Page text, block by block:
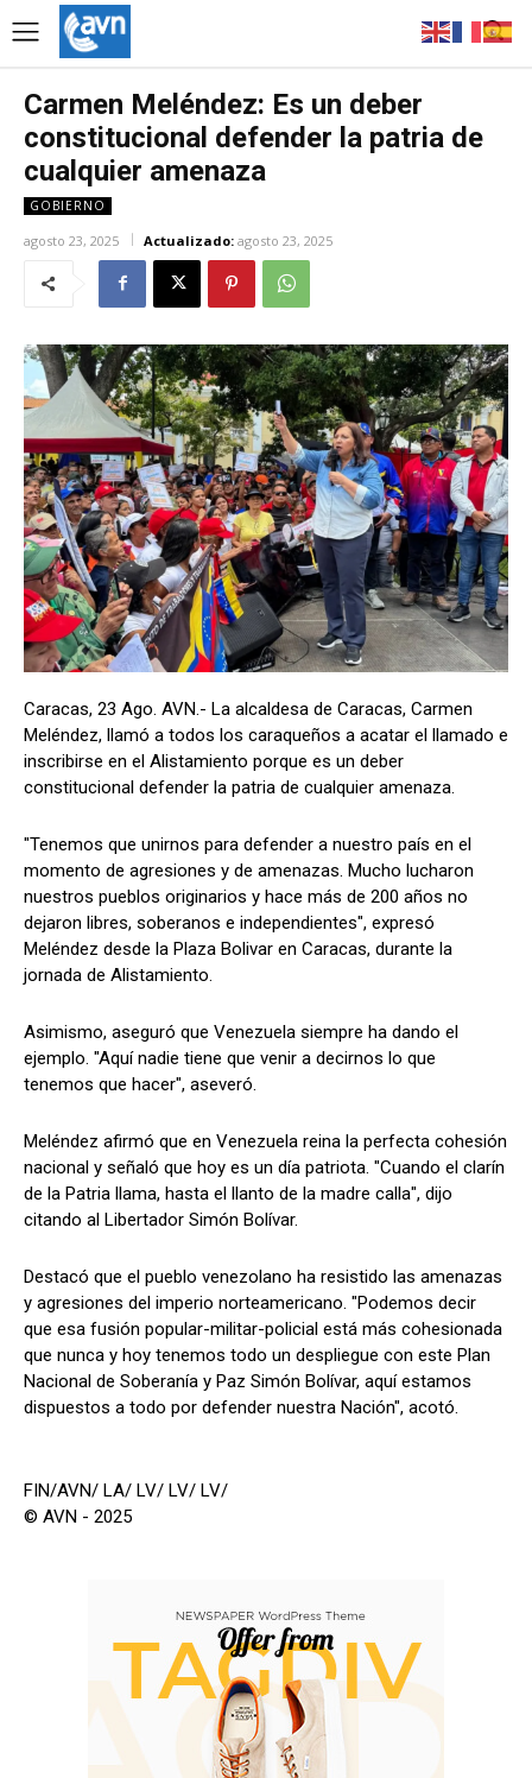
Carmen Meléndez: Es un deber
constitucional defender la patria de
cualquier amenaza
GOBIERNO
agosto 23, 2025 Actualizado: agosto 23, 2025
Caracas, 23 Ago. AVN.- La alcaldesa de Caracas, Carmen
Meléndez, llamó a todos los caraqueños a acatar el llamado e
inscribirse en el Alistamiento porque es un deber
constitucional defender la patria de cualquier amenaza.
"Tenemos que unirnos para defender a nuestro país en el
momento de agresiones y de amenazas. Mucho lucharon
nuestros pueblos originarios y hace más de 200 años no
dejaron libres, soberanos e independientes", expresó
Meléndez desde la Plaza Bolivar en Caracas, durante la
jornada de Alistamiento.
Asimismo, aseguró que Venezuela siempre ha dando el
ejemplo. "Aquí nadie tiene que venir a decirnos lo que
tenemos que hacer", aseveró.
Meléndez afirmó que en Venezuela reina la perfecta cohesión
nacional y señaló que hoy es un día patriota. "Cuando el clarín
de la Patria llama, hasta el llanto de la madre calla", dijo
citando al Libertador Simón Bolívar.
Destacó que el pueblo venezolano ha resistido las amenazas
y agresiones del imperio norteamericano. "Podemos decir
que esa fusión popular-militar-policial está más cohesionada
que nunca y hoy tenemos todo un despliegue con este Plan
Nacional de Soberanía y Paz Simón Bolívar, aquí estamos
dispuestos a todo por defender nuestra Nación", acotó.
FIN/AVN/ LA/ LV/ LV/ LV/
© AVN - 2025